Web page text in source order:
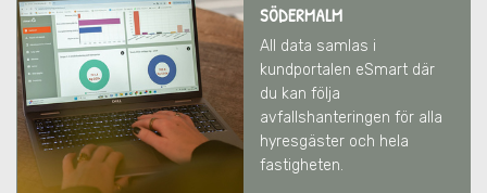
SÖDERMALM
All data samlas i
kundportalen eSmart där
du kan följa
avfallshanteringen för alla
hyresgäster och hela
fastigheten.